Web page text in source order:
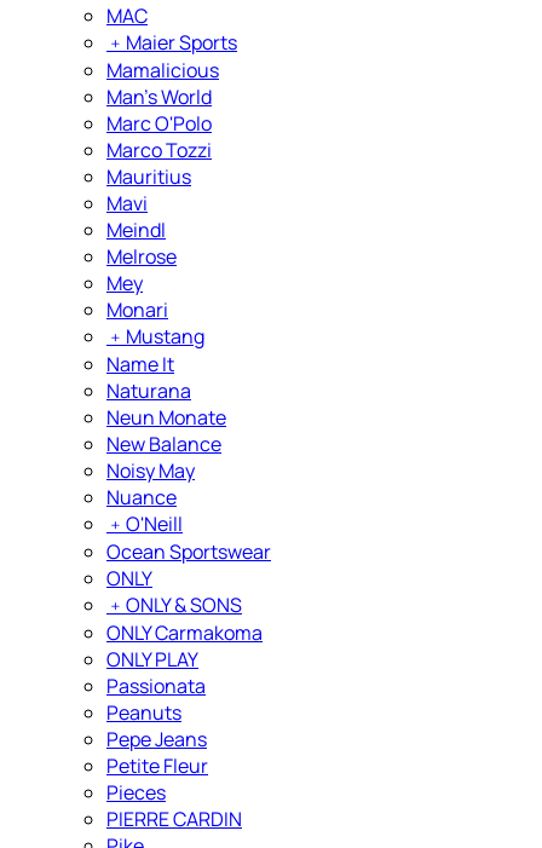
MAC
﹢ Maier Sports
Mamalicious
Man's World
Marc O'Polo
Marco Tozzi
Mauritius
Mavi
Meindl
Melrose
Mey
Monari
﹢ Mustang
Name It
Naturana
Neun Monate
New Balance
Noisy May
Nuance
﹢ O'Neill
Ocean Sportswear
ONLY
﹢ ONLY & SONS
ONLY Carmakoma
ONLY PLAY
Passionata
Peanuts
Pepe Jeans
Petite Fleur
Pieces
PIERRE CARDIN